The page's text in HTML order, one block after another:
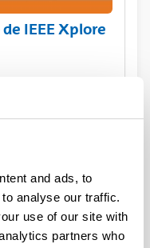
and ads, to
analyse our traffic.
use of our site with
partners who
IEEE Xplore